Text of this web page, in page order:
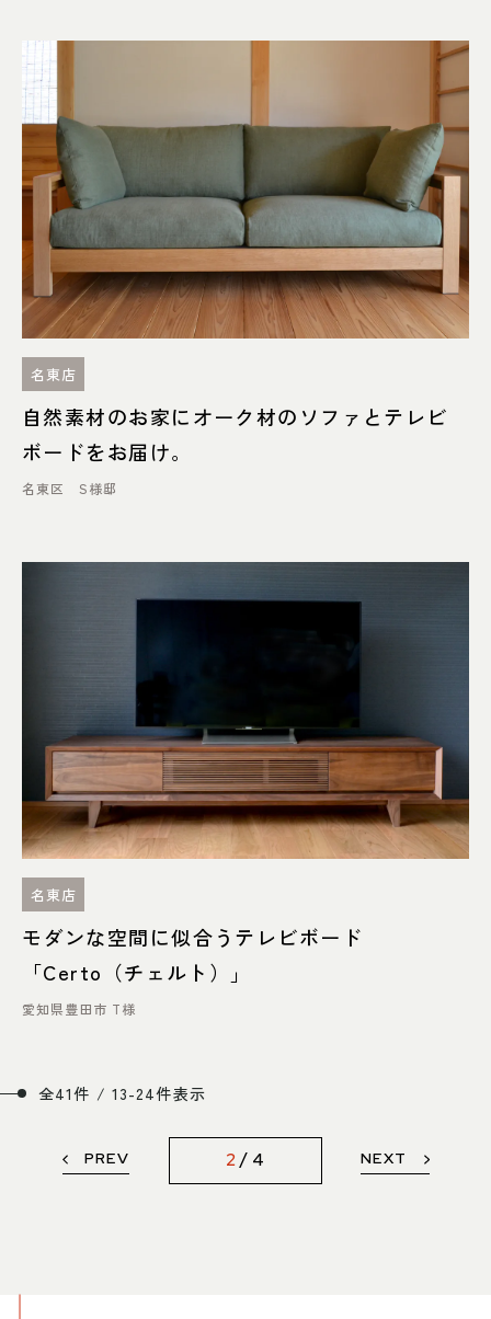
名東店
自然素材のお家にオーク材のソファとテレビ
ボードをお届け。
名東区 S様邸
名東店
モダンな空間に似合うテレビボード
「Certo（チェルト）」
愛知県豊田市 T様
全41件 / 13-24件表示
PREV 2 4 NEXT